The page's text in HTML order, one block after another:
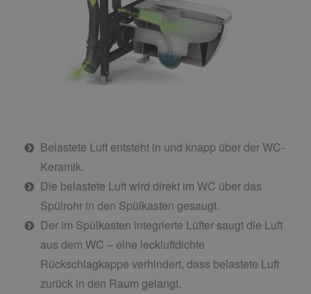
Belastete Luft entsteht in und knapp über der WC-
Keramik.
Die belastete Luft wird direkt im WC über das
Spülrohr in den Spülkasten gesaugt.
Der im Spülkasten integrierte Lüfter saugt die Luft
aus dem WC – eine leckluftdichte
Rückschlagkappe verhindert, dass belastete Luft
zurück in den Raum gelangt.